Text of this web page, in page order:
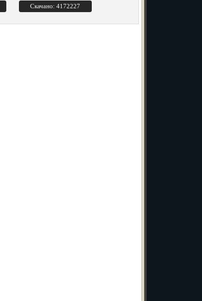
Скачано: 4172227